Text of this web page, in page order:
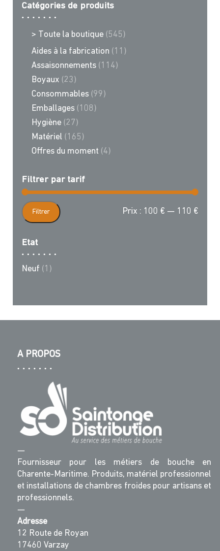
Catégories de produits
> Toute la boutique (545)
Aides à la fabrication (11)
Assaisonnements (114)
Boyaux (23)
Consommables (99)
Emballages (108)
Hygiène (27)
Matériel (165)
Offres du moment (4)
Filtrer par tarif
Filtrer Prix : 100 € — 110 €
Etat
Neuf (1)
A PROPOS
—
Fournisseur pour les métiers de bouche en
Charente-Maritime. Produits, matériel professionnel
et installations de chambres froides pour artisans et
professionnels.
—
Adresse
12 Route de Royan
17460 Varzay